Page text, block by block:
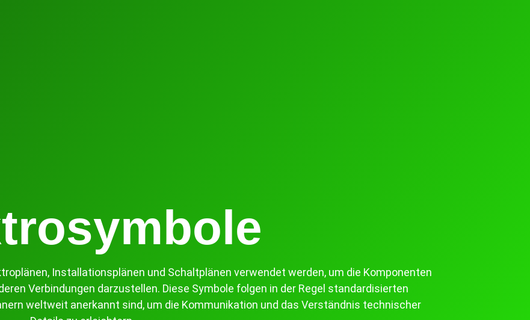
Installationsplänen und Schaltplänen verwendet werden, um die Komponenten
Verbindungen darzustellen. Diese Symbole folgen in der Regel standardisierten
weltweit anerkannt sind, um die Kommunikation und das Verständnis technischer